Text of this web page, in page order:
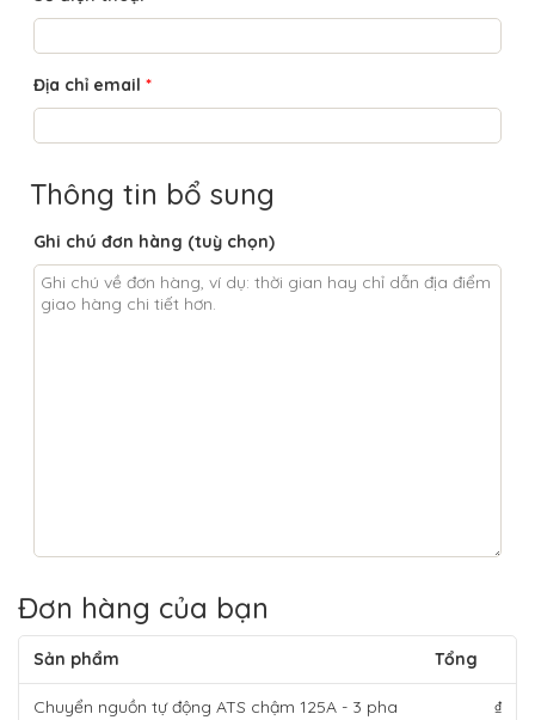
Địa chỉ email *
Thông tin bổ sung
Ghi chú đơn hàng (tuỳ chọn)
Đơn hàng của bạn
Sản phẩm Tổng
Chuyển nguồn tự động ATS chậm 125A - 3 pha
₫